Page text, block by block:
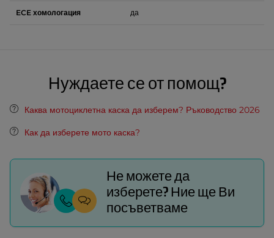
ECE хомологация да
Нуждаете се от помощ?
Каква мотоциклетна каска да изберем? Ръководство 2026
Как да изберете мото каска?
Не можете да
изберете? Ние ще Ви
посъветваме